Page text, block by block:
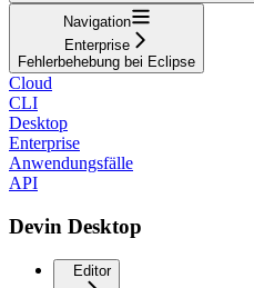
Navigation
Enterprise
Fehlerbehebung bei Eclipse
Cloud
CLI
Desktop
Enterprise
Anwendungsfälle
API
Devin Desktop
Editor